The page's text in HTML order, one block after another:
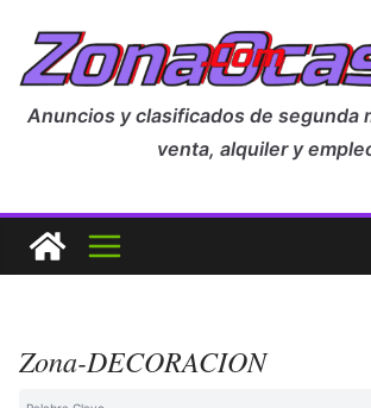
Anuncios y clasificados de segunda
venta, alquiler y
Zona-DECORACION